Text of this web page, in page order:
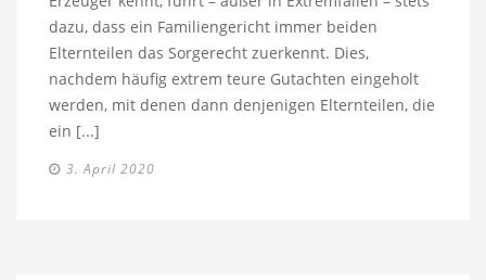
dazu, dass ein Familiengericht immer beiden
Elternteilen das Sorgerecht zuerkennt. Dies,
nachdem häufig extrem teure Gutachten eingeholt
werden, mit denen dann denjenigen Elternteilen, die
ein [...]
3. April 2020